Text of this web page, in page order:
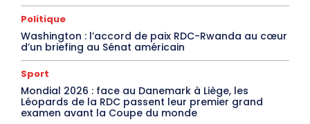
Politique
Washington : l’accord de paix RDC-Rwanda au cœur
d’un briefing au Sénat américain
Sport
Mondial 2026 : face au Danemark à Liège, les
Léopards de la RDC passent leur premier grand
examen avant la Coupe du monde